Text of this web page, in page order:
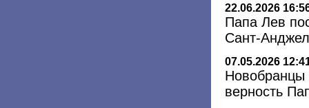
22.06.2026
Папа Лев
Сант-
07.05.2026
Новобранцы
верность